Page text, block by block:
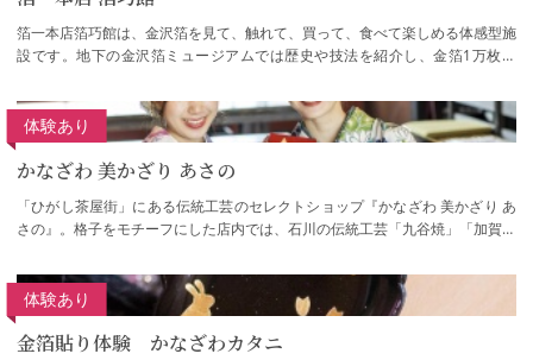
箔一本店箔巧館は、金沢箔を見て、触れて、買って、食べて楽しめる体感型施
設です。地下の金沢箔ミュージアムでは歴史や技法を紹介し、金箔1万枚の
かなざわ 美かざり あさの
体験あり
「ひがし茶屋街」にある伝統工芸のセレクトショップ『かなざわ 美かざり あ
さの』。格子をモチーフにした店内では、石川の伝統工芸「九谷焼」「加賀友
金箔貼り体験 かなざわカタニ
体験あり